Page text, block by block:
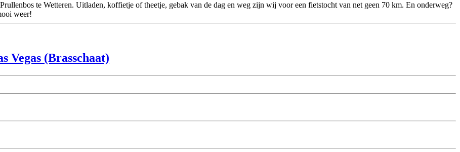
te Wetteren. Uitladen, koffietje of theetje, gebak van de dag en weg zijn wij voor een fietstocht van net geen 70 km. En onderweg?
weer!
Vegas (Brasschaat)